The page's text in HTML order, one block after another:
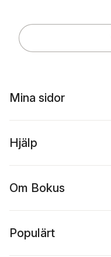
Mina sidor
Hjälp
Om Bokus
Populärt